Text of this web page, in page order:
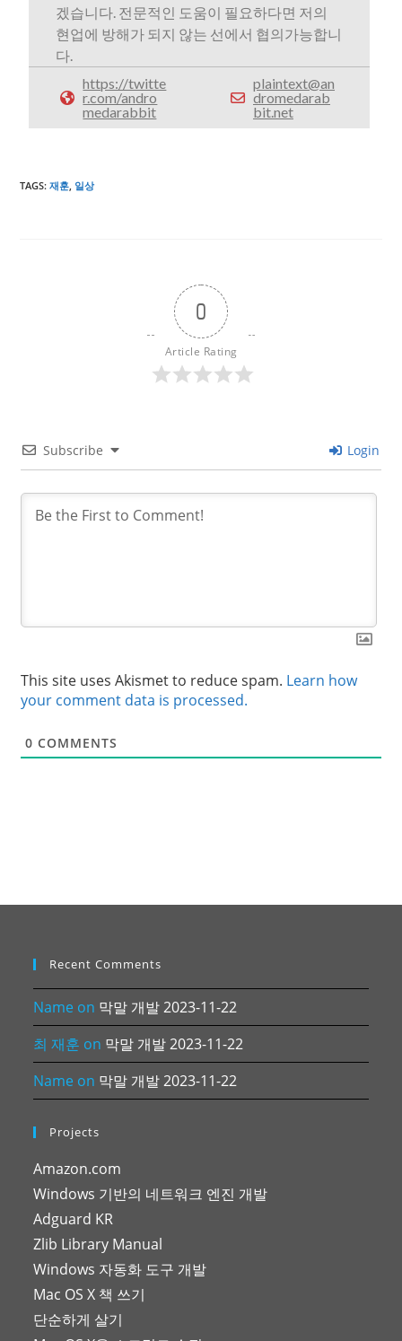
겠습니다. 전문적인 도움이 필요하다면 저의
현업에 방해가 되지 않는 선에서 협의가능합니
다.
https://twitte
r.com/andro
medarabbit
plaintext@an
dromedarab
bit.net
TAGS:재훈, 일상
0
Article Rating
Subscribe Login
This site uses Akismet to reduce spam. Learn how
your comment data is processed.
0 COMMENTS
Recent Comments
Name on 막말 개발 2023-11-22
최 재훈 on 막말 개발 2023-11-22
Name on 막말 개발 2023-11-22
Projects
Amazon.com
Windows 기반의 네트워크 엔진 개발
Adguard KR
Zlib Library Manual
Windows 자동화 도구 개발
Mac OS X 책 쓰기
단순하게 살기